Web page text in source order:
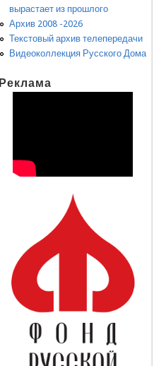
вырастает из прошлого
Архив 2008 -2026
Текстовый архив телепередачи
Видеоколлекция Русского Дома
Реклама